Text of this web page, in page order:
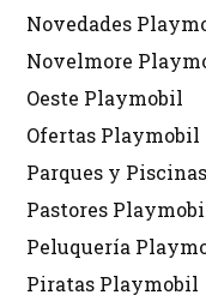
Novedades
Novelmore
Oeste Playmobil
Ofertas Playmobil
Parques y
Pastores
Peluquería
Piratas Playmobil